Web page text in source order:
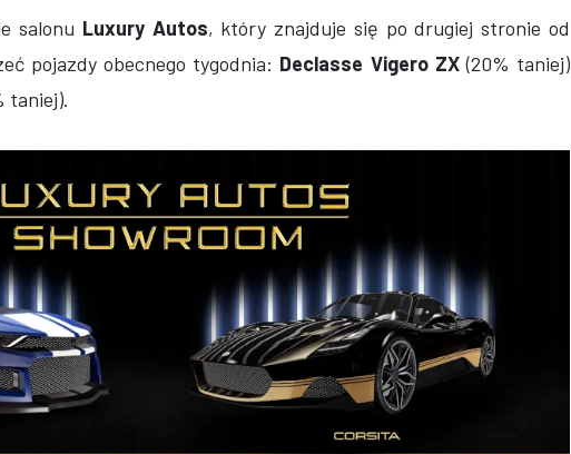
salonu Luxury Autos, który znajduje się po drugiej stronie od
pojazdy obecnego tygodnia: Declasse Vigero ZX(20% taniej)
taniej).